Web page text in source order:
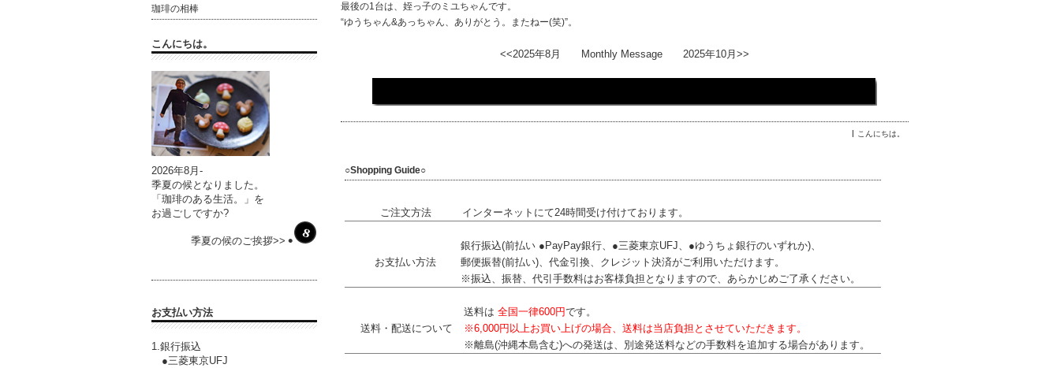
最後の1台は、姪っ子のミユちゃんです。
“ゆうちゃん&あっちゃん、ありがとう。またねー(笑)”。
<<2025年8月 Monthly Message 2025年10月>>
こんにちは。
○Shopping Guide○
ご注文方法 インターネットにて24時間受け付けております。
お支払い方法
銀行振込(前払い ●PayPay銀行、●三菱東京UFJ、●ゆうちょ銀行のいずれか)、
郵便振替(前払い)、代金引換、クレジット決済がご利用いただけます。
※振込、振替、代引手数料はお客様負担となりますので、あらかじめご了承ください。
送料・配送について
送料は 全国一律600円です。
※6,000円以上お買い上げの場合、送料は当店負担とさせていただきます。
※離島(沖縄本島含む)への発送は、別途発送料などの手数料を追加する場合があります。
珈琲の相棒
こんにちは。
2026年8月-
季夏の候となりました。
「珈琲のある生活。」を
お過ごしですか?
季夏の候のご挨拶>>
お支払い方法
1.銀行振込
●三菱東京UFJ